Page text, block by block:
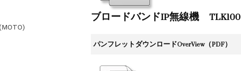
ブロードバンドIP無線機 TLK100
パンフレットダウンロードOverView（PDF）